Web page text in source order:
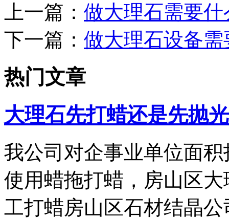
上一篇： 做大理石需要什
下一篇： 做大理石设备
热门文章
大理石先打蜡还是先抛
我公司对企事业单位面
使用蜡拖打蜡，房山区
工打蜡房山区石材结晶